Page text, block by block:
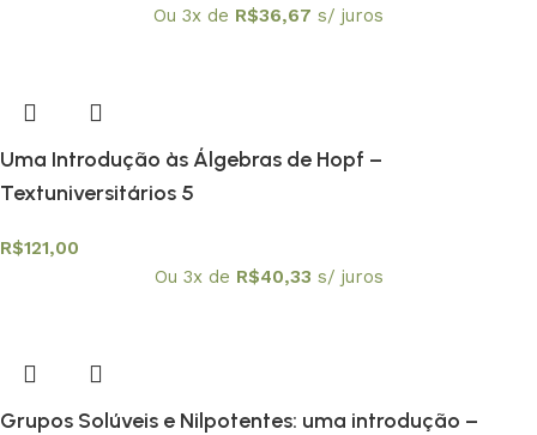
Ou 3x de R$36,67 s/ juros
Uma Introdução às Álgebras de Hopf –
Textuniversitários 5
R$121,00
Ou 3x de R$40,33 s/ juros
Grupos Solúveis e Nilpotentes: uma introdução –